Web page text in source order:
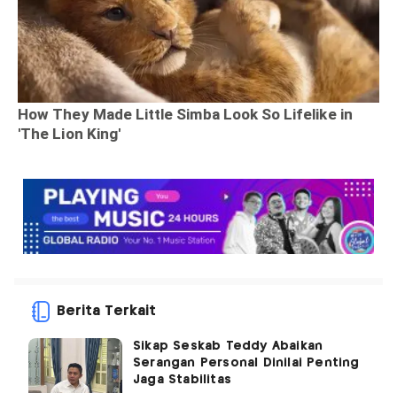
Berita Terkait
Sikap Seskab Teddy Abaikan
Serangan Personal Dinilai Penting
Jaga Stabilitas